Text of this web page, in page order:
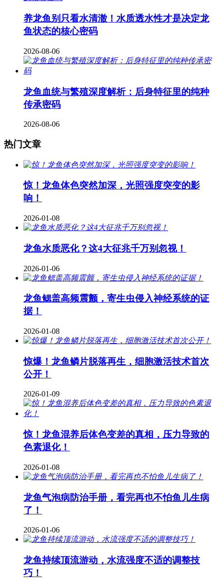
养龙鱼别只看水清澈！水质透水性才是决定龙
鱼状态的核心密码
2026-08-06
龙鱼血统与繁殖深度解析：后身特征里的纯种
传承密码
2026-08-06
热门文章
惊！龙鱼体色突然加深，光照强度突变的影
响！
2026-01-08
龙鱼水质恶化？这4大征兆千万别忽视！
2026-01-06
龙鱼鳃盖高频震颤，寄生虫侵入神经系统的证
据！
2026-01-08
惊爆！龙鱼鳞片脱落再生，细胞激活技术首次
公开！
2026-01-09
惊！龙鱼混养后体色变差的真相，压力导致的
色素退化！
2026-01-08
龙鱼气泡病防治手册，看完再也不怕鱼儿生病
了！
2026-01-06
龙鱼持续顶流游动，水流强度不适的调整技
巧！